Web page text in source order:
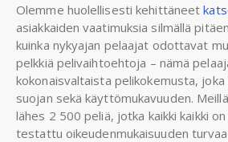
Olemme huolellisesti kehittäneet
asiakkaiden vaatimuksia silmällä
kuinka nykyajan pelaajat odottavat
pelkkiä pelivaihtoehtoja – nämä
kokonaisvaltaista pelikokemusta,
suojan sekä käyttömukavuuden.
lähes 2 500 peliä, jotka kaikki kaikki
testattu oikeudenmukaisuuden